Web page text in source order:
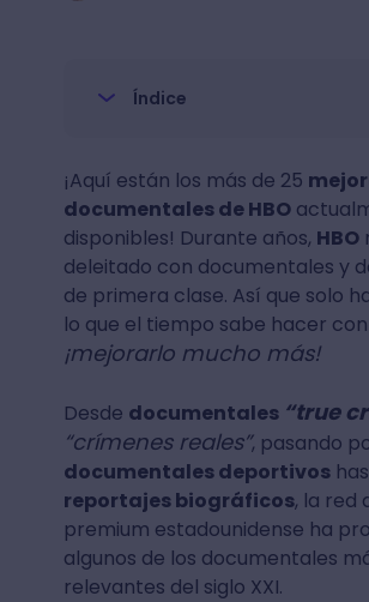
Índice
¡Aquí están los más de 25
documentales de HBO
disponibles! Durante años, HBO
deleitado con documentales y
de primera clase. Así que solo
lo que el tiempo sabe hacer
¡mejorarlo mucho más!
Desde documentales “true
“crímenes reales”, pasando
documentales deportivos
reportajes biográficos, la red
premium estadounidense ha
algunos de los documentales
relevantes del siglo XXI.